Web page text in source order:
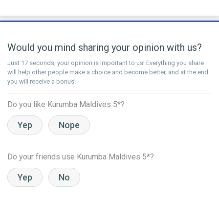
Would you mind sharing your opinion with us?
Just 17 seconds, your opinion is important to us! Everything you share
will help other people make a choice and become better, and at the end
you will receive a bonus!
Do you like Kurumba Maldives 5*?
Yep Nope
Do your friends use Kurumba Maldives 5*?
Yep No